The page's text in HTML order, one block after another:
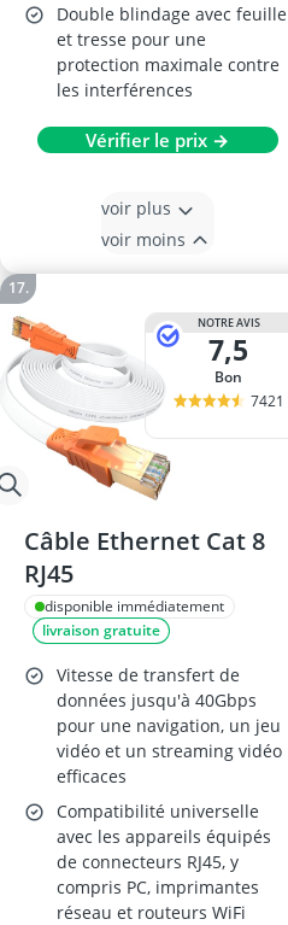
Double blindage avec feuille
et tresse pour une
protection maximale contre
les interférences
Vérifier le prix →
voir plus
voir moins
NOTRE AVIS
7,5
Bon
7421
Câble Ethernet Cat 8
RJ45
disponible immédiatement
livraison gratuite
Vitesse de transfert de
données jusqu'à 40Gbps
pour une navigation, un jeu
vidéo et un streaming vidéo
efficaces
Compatibilité universelle
avec les appareils équipés
de connecteurs RJ45, y
compris PC, imprimantes
réseau et routeurs WiFi